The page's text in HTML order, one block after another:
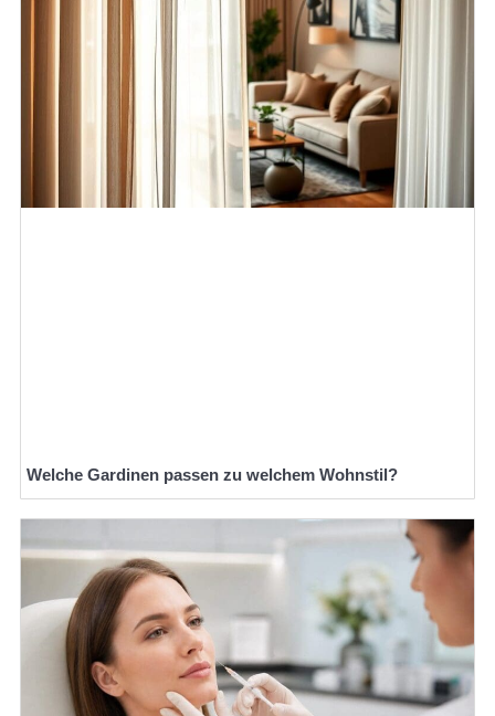
Welche Gardinen passen zu welchem Wohnstil?